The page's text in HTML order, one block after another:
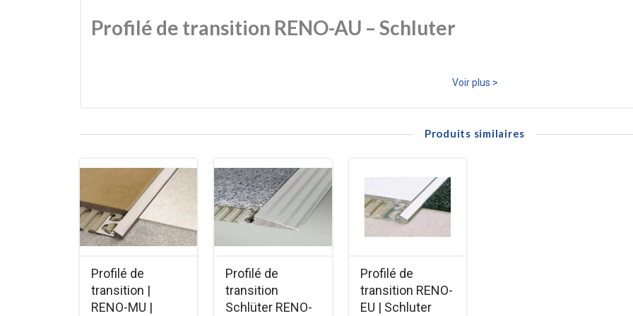
Profilé de transition RENO-AU – Schluter
pente douce permettent une transition fluide, tout en protégeant les chants du carrelage et en réduisant les risques de
Modèle : RENO-AU
Usage : Transition entre sols de hauteurs différentes
Matériau : Aluminium
Finition : Aluminium naturel
Marque : Schluter
Compatibilité : Carrelage, parquet, stratifié, PVC, moquette
Voir plus >
Produits similaires
Profilé de
transition |
RENO-MU |
Profilé de
transition
Schlüter RENO-
Profilé de
transition RENO-
EU | Schluter